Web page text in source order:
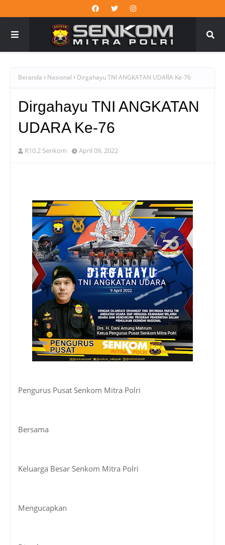
Beranda Nasional Dirgahayu TNI ANGKATAN UDARA Ke-76
Dirgahayu TNI ANGKATAN
UDARA Ke-76
R10.2 Senkom April 09, 2022
Pengurus Pusat Senkom Mitra Polri
Bersama
Keluarga Besar Senkom Mitra Polri
Mengucapkan